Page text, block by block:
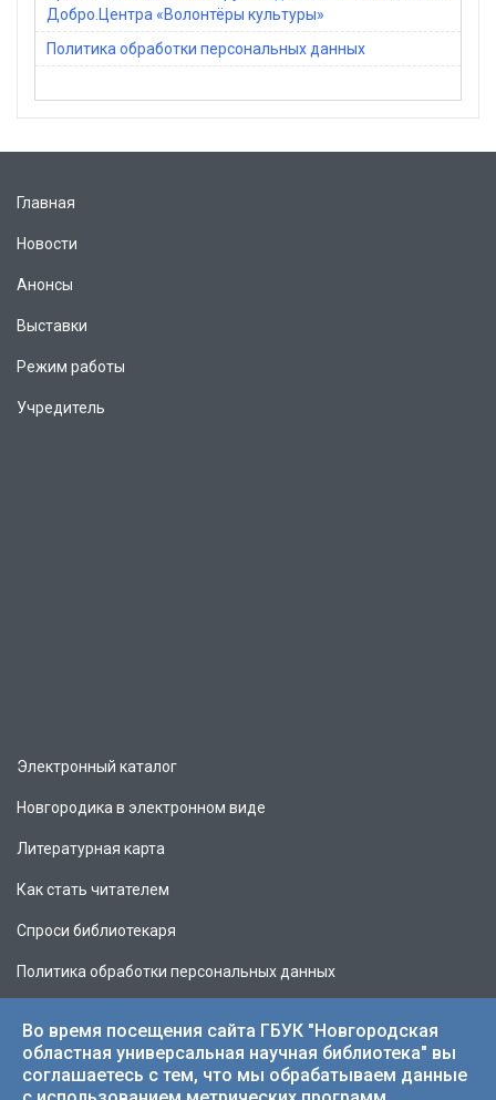
Добро.Центра «Волонтёры культуры»
Политика обработки персональных данных
Главная
Новости
Анонсы
Выставки
Режим работы
Учредитель
Электронный каталог
Новгородика в электронном виде
Литературная карта
Как стать читателем
Спроси библиотекаря
Политика обработки персональных данных
© 2026 НОУНБ.
Во время посещения сайта ГБУК "Новгородская
областная универсальная научная библиотека" вы
соглашаетесь с тем, что мы обрабатываем данные